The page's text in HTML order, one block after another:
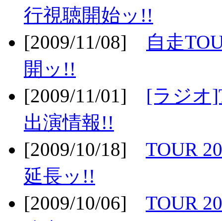
行視聴開始ッ!!
[2009/11/08]
自走
開ッ!!
[2009/11/01] [ラジオ
出演情報!!
[2009/10/18] TOUR
延長ッ!!
[2009/10/06] TOUR